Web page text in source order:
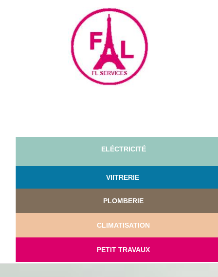
ELÉCTRICITÉ
VIITRERIE
PLOMBERIE
CLIMATISATION
PETIT TRAVAUX